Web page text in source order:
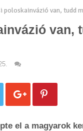
poloskainvázió van, tudd
van,
el a magyarok